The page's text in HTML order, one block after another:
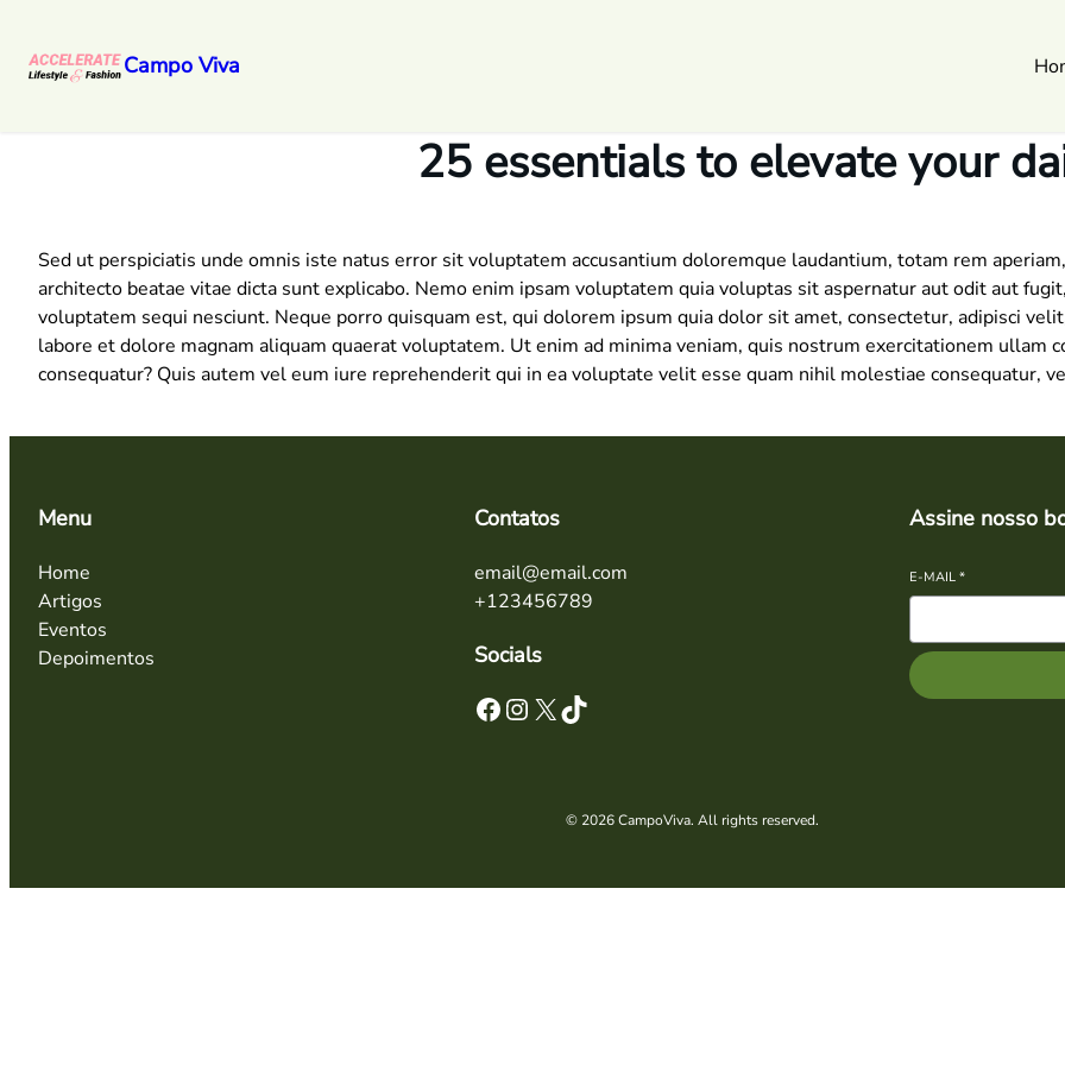
Campo Viva
25 essentials to elevate your
Sed ut perspiciatis unde omnis iste natus error sit voluptatem accusantium doloremque laudantium, totam rem
architecto beatae vitae dicta sunt explicabo. Nemo enim ipsam voluptatem quia voluptas sit aspernatur aut odit aut
voluptatem sequi nesciunt. Neque porro quisquam est, qui dolorem ipsum quia dolor sit amet, consectetur, adipisci
labore et dolore magnam aliquam quaerat voluptatem. Ut enim ad minima veniam, quis nostrum exercitationem ullam
consequatur? Quis autem vel eum iure reprehenderit qui in ea voluptate velit esse quam nihil molestiae consequatur,
Menu
Home
Artigos
Eventos
Depoimentos
Contatos
email@email.com
+123456789
Socials
Facebook Instagram X TikTok
Assine nosso
E-MAIL*
© 2026 CampoViva. All rights reserved.